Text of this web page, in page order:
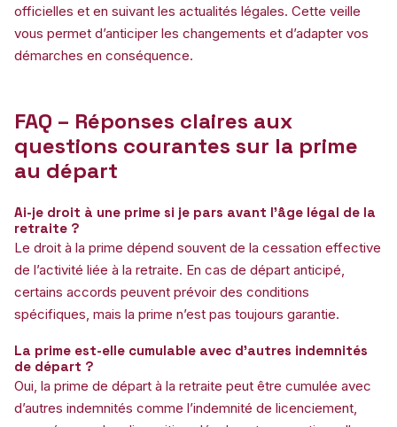
officielles et en suivant les actualités légales. Cette veille
vous permet d’anticiper les changements et d’adapter vos
démarches en conséquence.
FAQ – Réponses claires aux
questions courantes sur la prime
au départ
Ai-je droit à une prime si je pars avant l’âge légal de la
retraite ?
Le droit à la prime dépend souvent de la cessation effective
de l’activité liée à la retraite. En cas de départ anticipé,
certains accords peuvent prévoir des conditions
spécifiques, mais la prime n’est pas toujours garantie.
La prime est-elle cumulable avec d’autres indemnités
de départ ?
Oui, la prime de départ à la retraite peut être cumulée avec
d’autres indemnités comme l’indemnité de licenciement,